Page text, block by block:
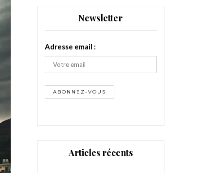
Newsletter
Adresse email :
Articles récents